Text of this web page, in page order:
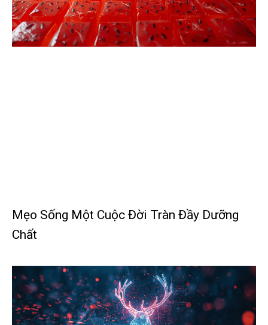
Mẹo Sống Một Cuộc Đời Tràn Đầy Dưỡng
Chất